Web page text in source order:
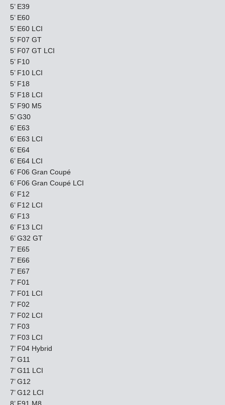
5’ E39
5’ E60
5’ E60 LCI
5’ F07 GT
5’ F07 GT LCI
5’ F10
5’ F10 LCI
5’ F18
5’ F18 LCI
5’ F90 M5
5’ G30
6’ E63
6’ E63 LCI
6’ E64
6’ E64 LCI
6’ F06 Gran Coupé
6’ F06 Gran Coupé LCI
6’ F12
6’ F12 LCI
6’ F13
6’ F13 LCI
6’ G32 GT
7’ E65
7’ E66
7’ E67
7’ F01
7’ F01 LCI
7’ F02
7’ F02 LCI
7’ F03
7’ F03 LCI
7’ F04 Hybrid
7’ G11
7’ G11 LCI
7’ G12
7’ G12 LCI